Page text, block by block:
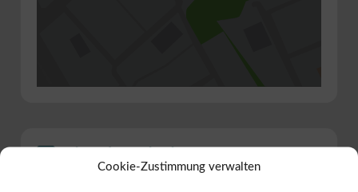
Cookie-Zustimmung verwalten
Bist du Inhaber?